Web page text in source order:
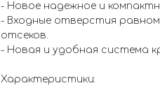
- Новое надежное и
- Входные отверстия
отсеков.
- Новая и удобная система
Характеристики: